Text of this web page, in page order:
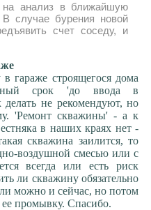
анализ в ближайшую
случае бурения новой
счет соседу, и
гараже строящегося дома
срок 'до ввода в
не рекомендуют, но
'Ремонт скважины' - а к
в наших краях нет -
скважина заилится, то
воздушной смесью или с
всегда или есть риск
ли скважину обязательно
можно и сейчас, но потом
ее промывку. Спасибо.